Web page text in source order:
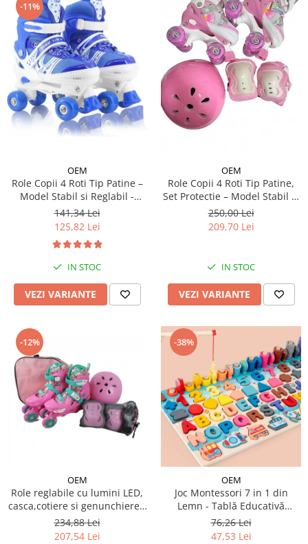
-11%
OEM
Role Copii 4 Roti Tip Patine –
Model Stabil si Reglabil -
Albastru
141,34 Lei
125,82 Lei
IN STOC
VEZI VARIANTE
OEM
Role Copii 4 Roti Tip Patine,
Set Protectie – Model Stabil si
Reglabil - Roz
250,00 Lei
209,70 Lei
IN STOC
VEZI VARIANTE
-12%
OEM
Role reglabile cu lumini LED,
casca,cotiere si genunchiere -
Ursuletul vesel Panda
234,88 Lei
207,54 Lei
-38%
OEM
Joc Montessori 7 in 1 din
Lemn - Tablă Educativă
Logaritmică
76,26 Lei
47,53 Lei